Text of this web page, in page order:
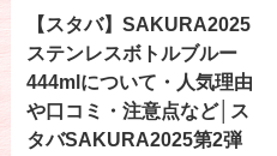
【スタバ】SAKURA2025
ステンレスボトルブルー
444mlについて・人気理由
や口コミ・注意点など│ス
タバSAKURA2025第2弾